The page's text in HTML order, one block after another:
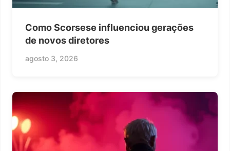
Como Scorsese influenciou gerações
de novos diretores
agosto 3, 2026